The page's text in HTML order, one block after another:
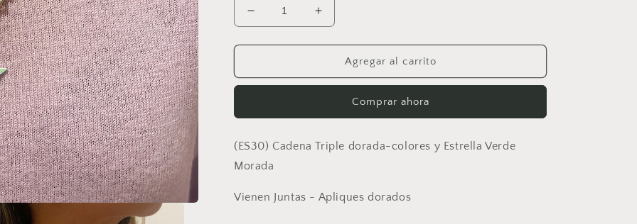
Reducir
cantidad
para
Triple
y
Verde
menta
Aumentar
cantidad
para
Cadena
Triple
colores
y
Verde
Agregar al carrito
Comprar ahora
(ES30) Cadena Triple dorada-colores y Estrella Verde
Morada
Vienen Juntas - Apliques dorados